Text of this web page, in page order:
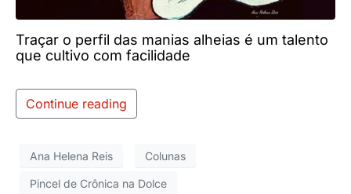
Traçar o perfil das manias alheias é um talento
que cultivo com facilidade
Continue reading
Ana Helena Reis Colunas
Pincel de Crônica na Dolce